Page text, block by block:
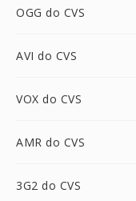
OGG do CVS
AVI do CVS
VOX do CVS
AMR do CVS
3G2 do CVS